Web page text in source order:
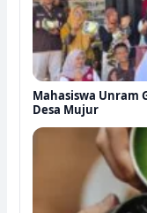
Mahasiswa Unram
Desa Mujur